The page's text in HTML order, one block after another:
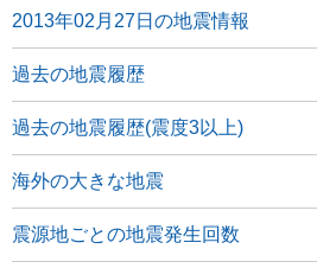
2013年02月27日の地震情報
過去の地震履歴
過去の地震履歴(震度3以上)
海外の大きな地震
震源地ごとの地震発生回数